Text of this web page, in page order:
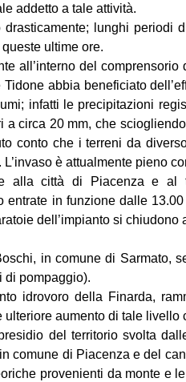
addetto a tale attività.
lunghi periodi
ultime ore.
all’interno del
abbia beneficiato
infatti le precipitazioni
a circa 20 mm, che
conto che i terreni da
è attualmente pieno
alla città di Piacenza e al
entrate in funzione dalle
dell’impianto si
in comune di Sarmato,
di pompaggio).
idrovoro della Finarda,
ulteriore aumento di tale
del territorio svolta
comune di Piacenza e del
provenienti da monte e